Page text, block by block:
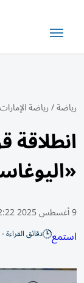
رياضة/رياضة الإمارات
انطلاقة
9 أغسطس 2025 22:22 مساء
استمع دقائق القراءة - 2